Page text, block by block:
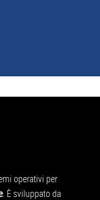
operativi per
. È sviluppato da